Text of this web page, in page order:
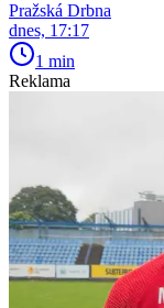
Pražská Drbna
dnes, 17:17
1 min
Reklama